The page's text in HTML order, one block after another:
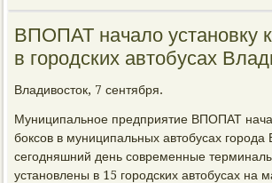
ВПОПАТ начало установку
в городских автобусах
Владивосток, 7 сентября.
Муниципальное предприятие ВПОПАТ
боксов в муниципальных автобусах города
сегодняшний день современные
установлены в 15 городских автобусах на